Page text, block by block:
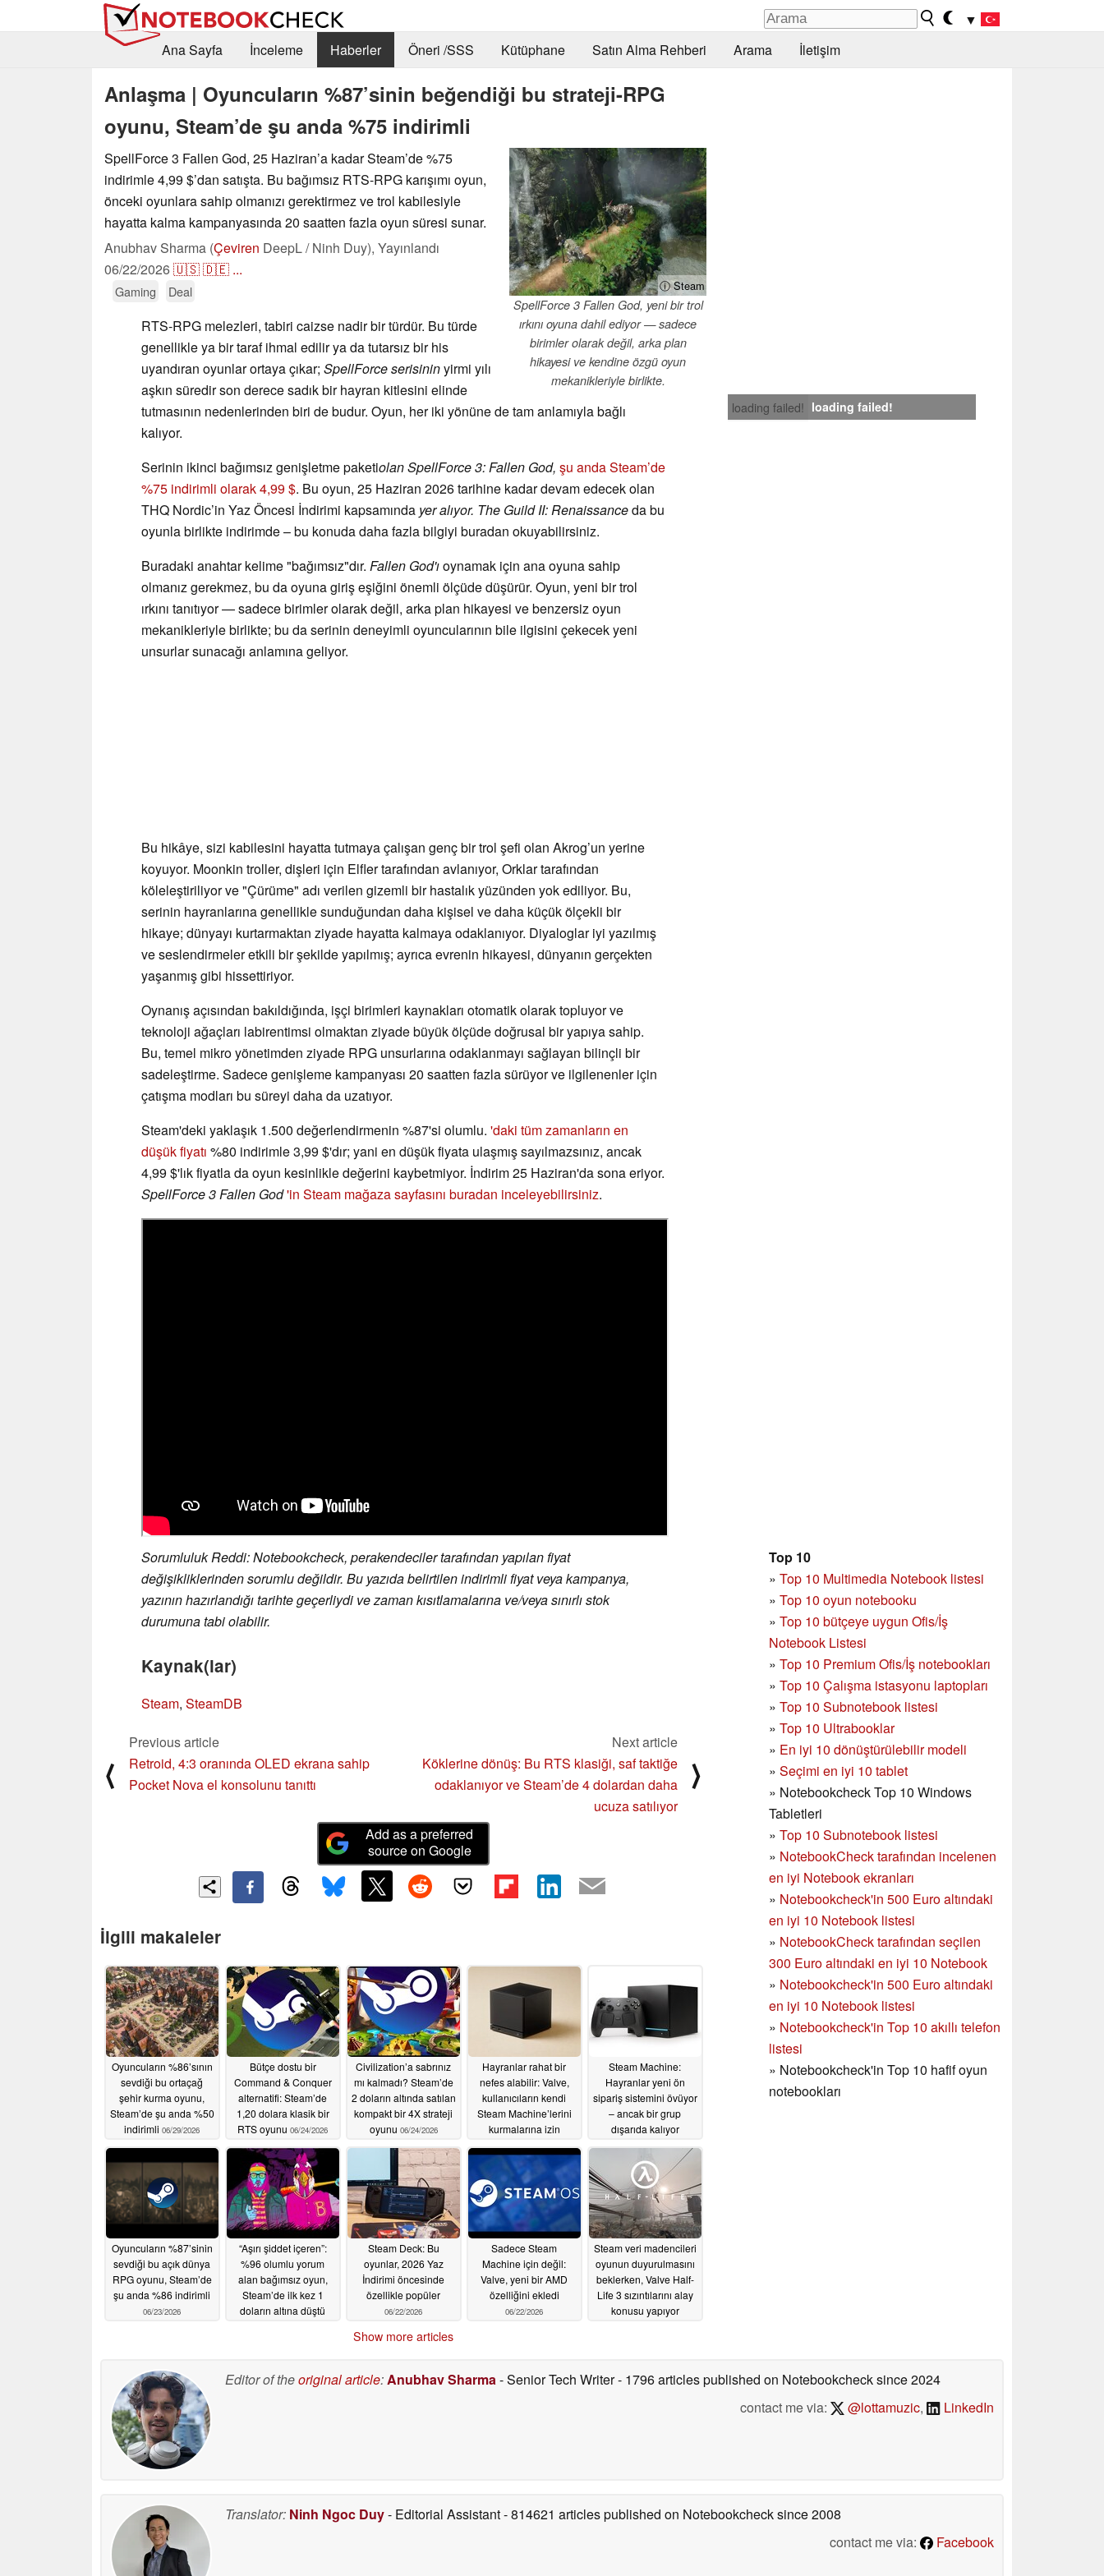
▼
Ana Sayfa
İnceleme Haberler Öneri /SSS Kütüphane Satın Alma Rehberi Arama İletişim
Anlaşma | Oyuncuların %87’sinin beğendiği bu strateji-RPG
oyunu, Steam’de şu anda %75 indirimli
ⓘ Steam
SpellForce 3 Fallen God, yeni bir trol
ırkını oyuna dahil ediyor — sadece
birimler olarak değil, arka plan
hikayesi ve kendine özgü oyun
mekanikleriyle birlikte.
SpellForce 3 Fallen God, 25 Haziran’a kadar Steam’de %75
indirimle 4,99 $’dan satışta. Bu bağımsız RTS-RPG karışımı oyun,
önceki oyunlara sahip olmanızı gerektirmez ve trol kabilesiyle
hayatta kalma kampanyasında 20 saatten fazla oyun süresi sunar.
Anubhav Sharma (Çeviren DeepL / Ninh Duy), Yayınlandı
06/22/2026🇺🇸🇩🇪 ...
Gaming Deal
loading failed! loading failed!
RTS-RPG melezleri, tabiri caizse nadir bir türdür. Bu türde
genellikle ya bir taraf ihmal edilir ya da tutarsız bir his
uyandıran oyunlar ortaya çıkar; SpellForce serisininyirmi yılı
aşkın süredir son derece sadık bir hayran kitlesini elinde
tutmasının nedenlerinden biri de budur. Oyun, her iki yönüne de tam anlamıyla bağlı
kalıyor.
Serinin ikinci bağımsız genişletme paketiolan SpellForce 3: Fallen God, şu anda Steam’de
%75 indirimli olarak 4,99 $. Bu oyun, 25 Haziran 2026 tarihine kadar devam edecek olan
THQ Nordic’in Yaz Öncesi İndirimi kapsamında yer alıyor. The Guild II: Renaissanceda bu
oyunla birlikte indirimde – bu konuda daha fazla bilgiyi buradan okuyabilirsiniz.
Buradaki anahtar kelime "bağımsız"dır. Fallen God'ıoynamak için ana oyuna sahip
olmanız gerekmez, bu da oyuna giriş eşiğini önemli ölçüde düşürür. Oyun, yeni bir trol
ırkını tanıtıyor — sadece birimler olarak değil, arka plan hikayesi ve benzersiz oyun
mekanikleriyle birlikte; bu da serinin deneyimli oyuncularının bile ilgisini çekecek yeni
unsurlar sunacağı anlamına geliyor.
Bu hikâye, sizi kabilesini hayatta tutmaya çalışan genç bir trol şefi olan Akrog’un yerine
koyuyor. Moonkin troller, dişleri için Elfler tarafından avlanıyor, Orklar tarafından
köleleştiriliyor ve "Çürüme" adı verilen gizemli bir hastalık yüzünden yok ediliyor. Bu,
serinin hayranlarına genellikle sunduğundan daha kişisel ve daha küçük ölçekli bir
hikaye; dünyayı kurtarmaktan ziyade hayatta kalmaya odaklanıyor. Diyaloglar iyi yazılmış
ve seslendirmeler etkili bir şekilde yapılmış; ayrıca evrenin hikayesi, dünyanın gerçekten
yaşanmış gibi hissettiriyor.
Oynanış açısından bakıldığında, işçi birimleri kaynakları otomatik olarak topluyor ve
teknoloji ağaçları labirentimsi olmaktan ziyade büyük ölçüde doğrusal bir yapıya sahip.
Bu, temel mikro yönetimden ziyade RPG unsurlarına odaklanmayı sağlayan bilinçli bir
sadeleştirme. Sadece genişleme kampanyası 20 saatten fazla sürüyor ve ilgilenenler için
çatışma modları bu süreyi daha da uzatıyor.
Steam'deki yaklaşık 1.500 değerlendirmenin %87'si olumlu. 'daki tüm zamanların en
düşük fiyatı %80 indirimle 3,99 $'dır; yani en düşük fiyata ulaşmış sayılmazsınız, ancak
4,99 $'lık fiyatla da oyun kesinlikle değerini kaybetmiyor. İndirim 25 Haziran'da sona eriyor.
SpellForce 3 Fallen God'in Steam mağaza sayfasını buradan inceleyebilirsiniz.
Top 10
» Top 10 Multimedia Notebook listesi
» Top 10 oyun notebooku
» Top 10 bütçeye uygun Ofis/İş
Notebook Listesi
» Top 10 Premium Ofis/İş notebookları
» Top 10 Çalışma istasyonu laptopları
» Top 10 Subnotebook listesi
» Top 10 Ultrabooklar
» En iyi 10 dönüştürülebilir modeli
» Seçimi en iyi 10 tablet
» Notebookcheck Top 10 Windows
Tabletleri
» Top 10 Subnotebook listesi
» NotebookCheck tarafından incelenen
en iyi Notebook ekranları
» Notebookcheck'in 500 Euro altındaki
en iyi 10 Notebook listesi
» NotebookCheck tarafından seçilen
300 Euro altındaki en iyi 10 Notebook
» Notebookcheck'in 500 Euro altındaki
en iyi 10 Notebook listesi
» Notebookcheck'in Top 10 akıllı telefon
listesi
» Notebookcheck'in Top 10 hafif oyun
notebookları
Sorumluluk Reddi: Notebookcheck, perakendeciler tarafından yapılan fiyat
değişikliklerinden sorumlu değildir. Bu yazıda belirtilen indirimli fiyat veya kampanya,
yazının hazırlandığı tarihte geçerliydi ve zaman kısıtlamalarına ve/veya sınırlı stok
durumuna tabi olabilir.
Kaynak(lar)
Steam, SteamDB
⟨
Previous article
Retroid, 4:3 oranında OLED ekrana sahip
Pocket Nova el konsolunu tanıttı
Next article
Köklerine dönüş: Bu RTS klasiği, saf taktiğe
odaklanıyor ve Steam’de 4 dolardan daha
ucuza satılıyor
⟩
Add as a preferred
source on Google
İlgili makaleler
Oyuncuların %86’sının
sevdiği bu ortaçağ
şehir kurma oyunu,
Steam’de şu anda %50
indirimli 06/29/2026
Bütçe dostu bir
Command & Conquer
alternatifi: Steam’de
1,20 dolara klasik bir
RTS oyunu 06/24/2026
Civilization’a sabrınız
mı kalmadı? Steam’de
2 doların altında satılan
kompakt bir 4X strateji
oyunu 06/24/2026
Hayranlar rahat bir
nefes alabilir: Valve,
kullanıcıların kendi
Steam Machine’lerini
kurmalarına izin
06/23/2026
Steam Machine:
Hayranlar yeni ön
sipariş sistemini övüyor
– ancak bir grup
dışarıda kalıyor
06/23/2026
Oyuncuların %87’sinin
sevdiği bu açık dünya
RPG oyunu, Steam’de
şu anda %86 indirimli
06/23/2026
“Aşırı şiddet içeren”:
%96 olumlu yorum
alan bağımsız oyun,
Steam’de ilk kez 1
doların altına düştü
Steam Deck: Bu
oyunlar, 2026 Yaz
İndirimi öncesinde
özellikle popüler
06/22/2026
Sadece Steam
Machine için değil:
Valve, yeni bir AMD
özelliğini ekledi
06/22/2026
Steam veri madencileri
oyunun duyurulmasını
beklerken, Valve Half-
Life 3 sızıntılarını alay
konusu yapıyor
Show more articles
Editor of theoriginal article:Anubhav Sharma- Senior Tech Writer- 1796 articles published on Notebookchecksince 2024
contact me via:
@lottamuzic, LinkedIn
Translator: Ninh Ngoc Duy- Editorial Assistant- 814621 articles published on Notebookchecksince 2008
contact me via:
Facebook